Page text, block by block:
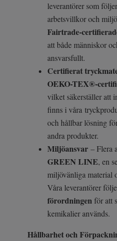
leverantörer som
arbetsvillkor och
Fairtrade-
att både människor
ansvarsfullt.
Certifierat
OEKO-TEX®-
vilket säkerställer att
finns i våra
och hållbar lösning
andra produkter.
Miljöansvar – Flera
GREEN LINE, en
miljövänliga material
Våra leverantörer
förordningenför att
kemikalier används.
Hållbarhet och